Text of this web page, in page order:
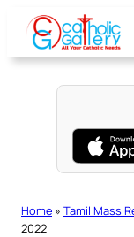
content
Home » Tamil Mass
2022